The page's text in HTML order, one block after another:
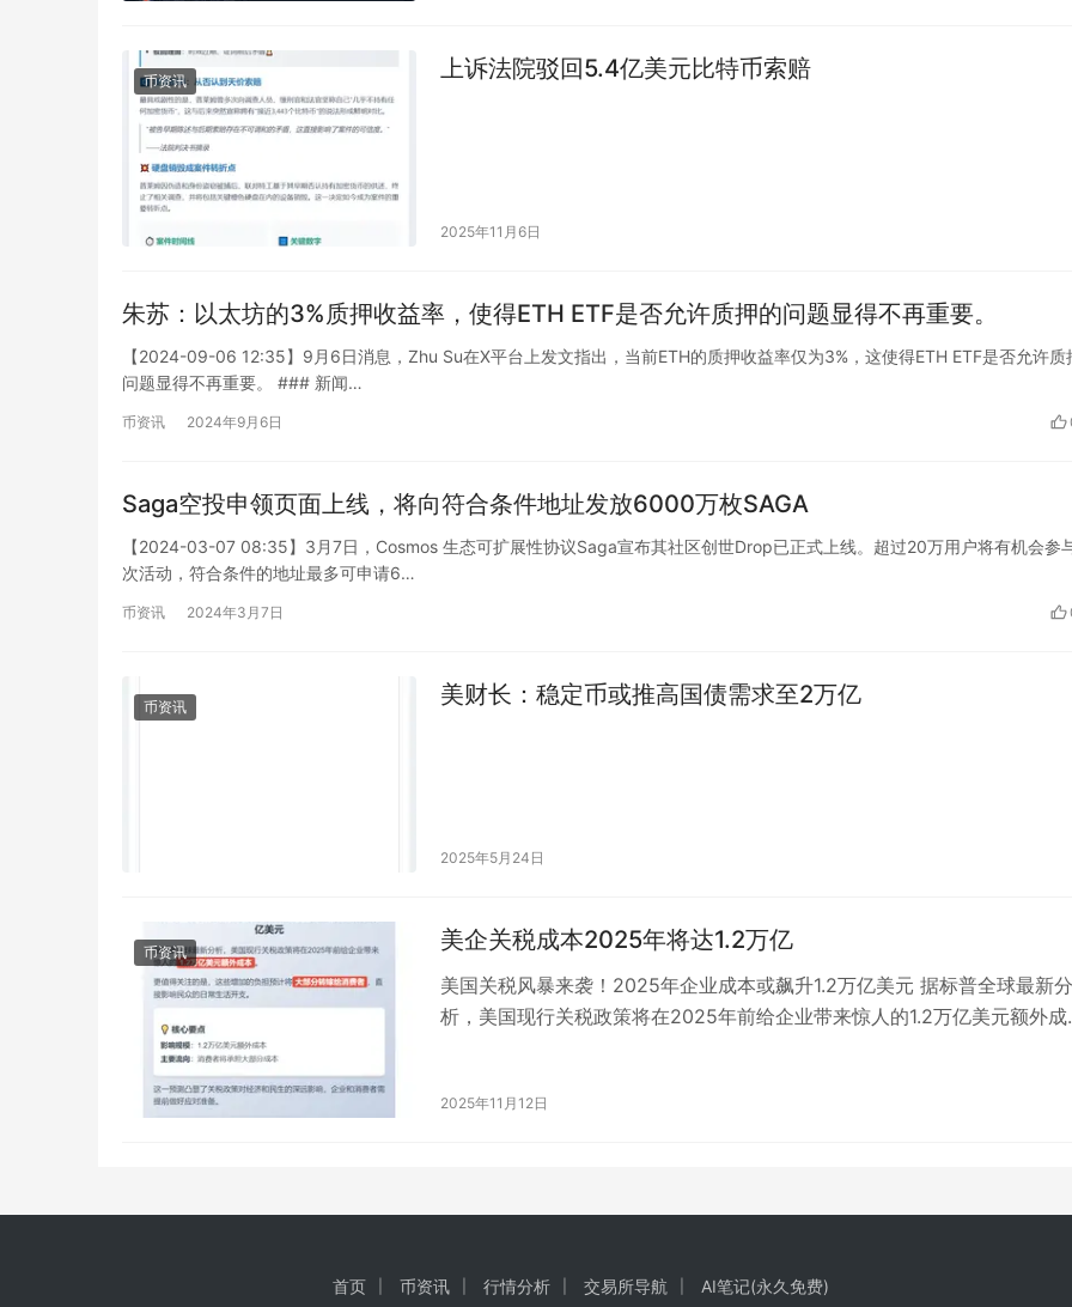
币资讯 上诉法院驳回5.4亿美元比特币索赔
2025年11月6日
朱苏：以太坊的3%质押收益率，使得ETH ETF是否允许质押的问题显得不再重要。
【2024-09-06 12:35】9月6日消息，Zhu Su在X平台上发文指出，当前ETH的质押收益率仅为3%，这使得ETH ETF是否允许质
问题显得不再重要。 ### 新闻…
币资讯 2024年9月6日
Saga空投申领页面上线，将向符合条件地址发放6000万枚SAGA
【2024-03-07 08:35】3月7日，Cosmos 生态可扩展性协议Saga宣布其社区创世Drop已正式上线。超过20万用户将有机会参
次活动，符合条件的地址最多可申请6…
币资讯 2024年3月7日
币资讯 美财长：稳定币或推高国债需求至2万亿
2025年5月24日
币资讯 美企关税成本2025年将达1.2万亿
美国关税风暴来袭！2025年企业成本或飙升1.2万亿美元 据标普全球最新分
析，美国现行关税政策将在2025年前给企业带来惊人的1.2万亿美元额外成
2025年11月12日
首页 币资讯 行情分析 交易所导航 AI笔记(永久免费)